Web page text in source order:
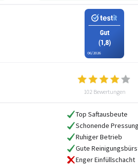
Gut
(1,8)
06/2026
102 Bewertungen
Top Saftausbeute
Schonende Pressung
Ruhiger Betrieb
Gute
Enger Einfüllschacht